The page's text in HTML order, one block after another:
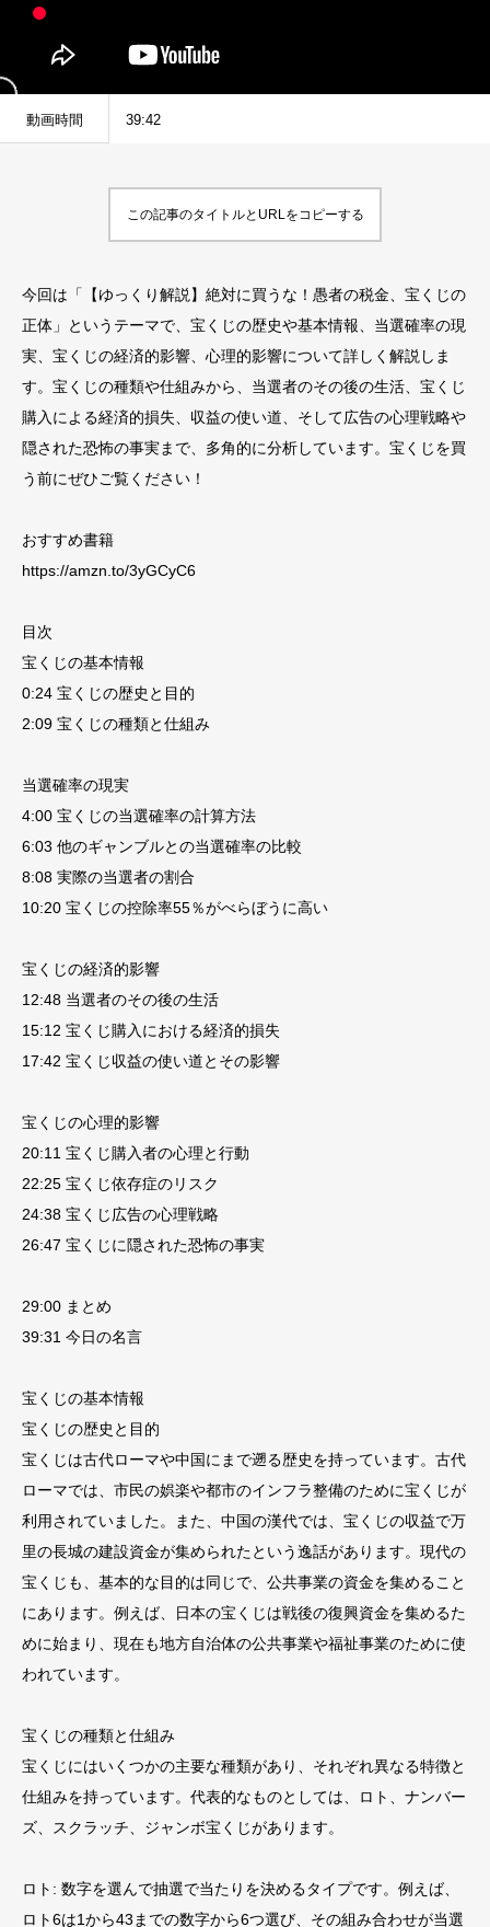
動画時間 39:42
この記事のタイトルとURLをコピーする
今回は「【ゆっくり解説】絶対に買うな！愚者の税金、宝くじの
正体」というテーマで、宝くじの歴史や基本情報、当選確率の現
実、宝くじの経済的影響、心理的影響について詳しく解説しま
す。宝くじの種類や仕組みから、当選者のその後の生活、宝くじ
購入による経済的損失、収益の使い道、そして広告の心理戦略や
隠された恐怖の事実まで、多角的に分析しています。宝くじを買
う前にぜひご覧ください！
おすすめ書籍
https://amzn.to/3yGCyC6
目次
宝くじの基本情報
0:24 宝くじの歴史と目的
2:09 宝くじの種類と仕組み
当選確率の現実
4:00 宝くじの当選確率の計算方法
6:03 他のギャンブルとの当選確率の比較
8:08 実際の当選者の割合
10:20 宝くじの控除率55％がべらぼうに高い
宝くじの経済的影響
12:48 当選者のその後の生活
15:12 宝くじ購入における経済的損失
17:42 宝くじ収益の使い道とその影響
宝くじの心理的影響
20:11 宝くじ購入者の心理と行動
22:25 宝くじ依存症のリスク
24:38 宝くじ広告の心理戦略
26:47 宝くじに隠された恐怖の事実
29:00 まとめ
39:31 今日の名言
宝くじの基本情報
宝くじの歴史と目的
宝くじは古代ローマや中国にまで遡る歴史を持っています。古代
ローマでは、市民の娯楽や都市のインフラ整備のために宝くじが
利用されていました。また、中国の漢代では、宝くじの収益で万
里の長城の建設資金が集められたという逸話があります。現代の
宝くじも、基本的な目的は同じで、公共事業の資金を集めること
にあります。例えば、日本の宝くじは戦後の復興資金を集めるた
めに始まり、現在も地方自治体の公共事業や福祉事業のために使
われています。
宝くじの種類と仕組み
宝くじにはいくつかの主要な種類があり、それぞれ異なる特徴と
仕組みを持っています。代表的なものとしては、ロト、ナンバー
ズ、スクラッチ、ジャンボ宝くじがあります。
ロト: 数字を選んで抽選で当たりを決めるタイプです。例えば、
ロト6は1から43までの数字から6つ選び、その組み合わせが当選